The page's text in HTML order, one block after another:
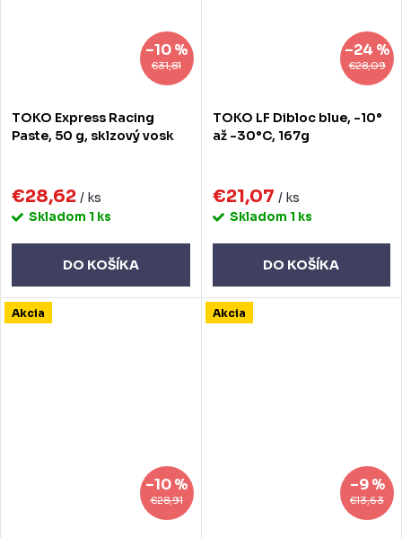
€31,81
–10 %
TOKO Express Racing
Paste, 50 g, sklzový vosk
€28,62 / ks
Skladom 1 ks
DO KOŠÍKA
€28,09
–24 %
TOKO LF Dibloc blue, -10°
až -30°C, 167g
€21,07 / ks
Skladom 1 ks
DO KOŠÍKA
Akcia
€28,91
–10 %
Akcia
€13,63
–9 %